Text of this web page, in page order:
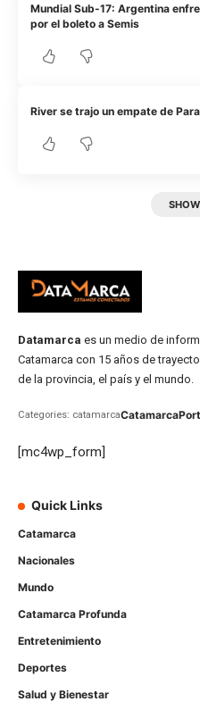
Mundial Sub-17: Argentina
por el boleto a Semis
River se trajo un empate de
Datamarca es un medio de
Catamarca con 15 años de
de la provincia, el país y el mundo.
Categories: catamarcaCatamarca
[mc4wp_form]
Quick Links
Catamarca
Nacionales
Mundo
Catamarca Profunda
Entretenimiento
Deportes
Salud y Bienestar